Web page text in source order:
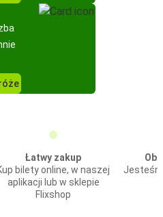
Łatwy zakup
bilety online, w naszej
aplikacji lub w sklepie
Flixshop